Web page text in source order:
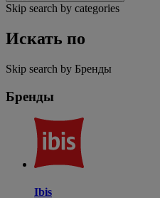
Skip search by categories
Искать по
Skip search by Бренды
Бренды
Ibis